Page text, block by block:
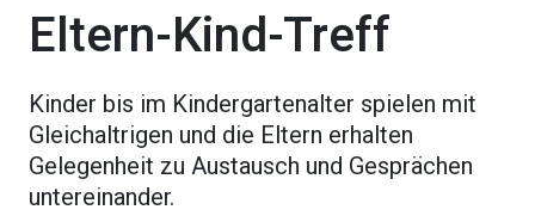
Eltern-Kind-Treff
Kinder bis im Kindergartenalter spielen mit
Gleichaltrigen und die Eltern erhalten
Gelegenheit zu Austausch und Gesprächen
untereinander.